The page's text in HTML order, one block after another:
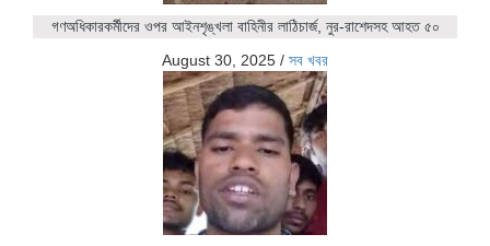
গণঅধিকারকর্মীদের ওপর আইনশৃঙ্খলা বাহিনীর লাঠিচার্জ, নুর-রাশেদসহ আহত ৫০
August 30, 2025 / সব খবর